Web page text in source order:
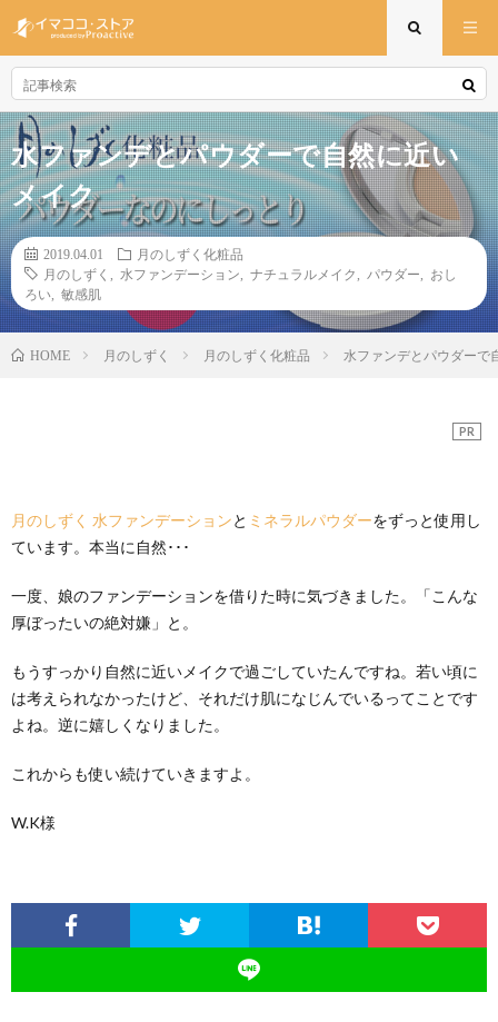
水ファンデとパウダーで自然に近い
メイク
2019.04.01
月のしずく化粧品
月のしずく
水ファンデーション ナチュラルメイク パウダー
おし
ろい
敏感肌
HOME 月のしずく 月のしずく化粧品 水ファンデとパウダーで
PR
月のしずく 水ファンデーションと ミネラルパウダーをずっと使用し
ています。本当に自然･･･
一度、娘のファンデーションを借りた時に気づきました。「こんな
厚ぼったいの絶対嫌」と。
もうすっかり自然に近いメイクで過ごしていたんですね。若い頃に
は考えられなかったけど、それだけ肌になじんでいるってことです
よね。逆に嬉しくなりました。
これからも使い続けていきますよ。
W.K様